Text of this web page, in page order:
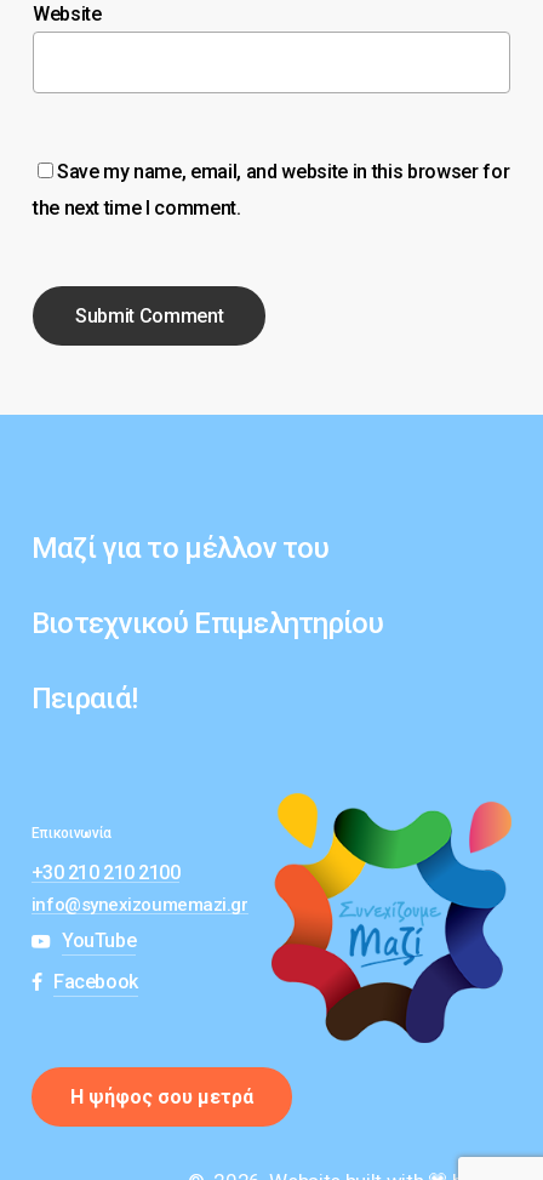
Website
Save my name, email, and website in this browser for
the next time I comment.
Μαζί για το μέλλον του
Βιοτεχνικού Επιμελητηρίου
Πειραιά!
Επικοινωνία
+30 210 210 2100
info@synexizoumemazi.gr
YouTube
Facebook
Η ψήφος σου μετρά